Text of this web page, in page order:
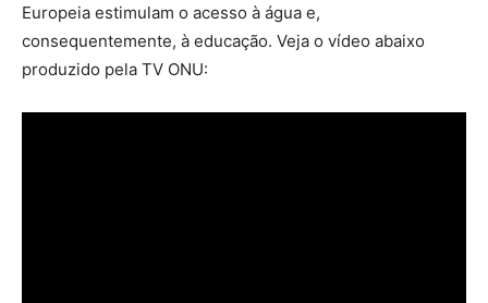
Europeia estimulam o acesso à água e,
consequentemente, à educação. Veja o vídeo abaixo
produzido pela TV ONU: